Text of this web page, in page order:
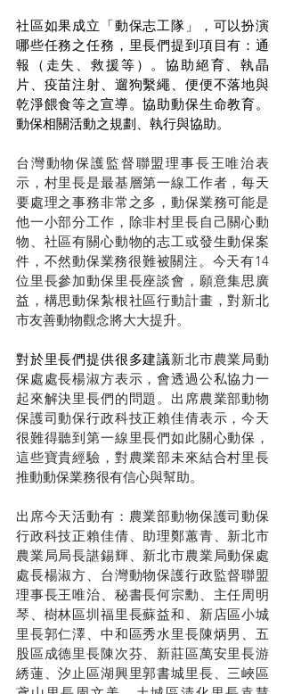
社區如果成立「動保志工隊」，可以扮演
哪些任務之任務，里長們提到項目有：通
報（走失、救援等）。協助絕育、執晶
片、疫苗注射、遛狗繫繩、便便不落地與
乾淨餵食等之宣導。協助動保生命教育。
動保相關活動之規劃、執行與協助。
台灣動物保護監督聯盟理事長王唯治表
示，村里長是最基層第一線工作者，每天
要處理之事務非常之多，動保業務可能是
他一小部分工作，除非村里長自己關心動
物、社區有關心動物的志工或發生動保案
件，不然動保業務很難被關注。今天有14
位里長參加動保里長座談會，願意集思廣
益，構思動保紮根社區行動計畫，對新北
市友善動物觀念將大大提升。
對於里長們提供很多建議新北市農業局動
保處處長楊淑方表示，會透過公私協力一
起來解決里長們的問題。出席農業部動物
保護司動保行政科技正賴佳倩表示，今天
很難得聽到第一線里長們如此關心動保，
這些寶貴經驗，對農業部未來結合村里長
推動動保業務很有信心與幫助。
出席今天活動有：農業部動物保護司動保
行政科技正賴佳倩、助理鄭蕙青、新北市
農業局局長諶錫輝、新北市農業局動保處
處長楊淑方、台灣動物保護行政監督聯盟
理事長王唯治、秘書長何宗勳、主任周明
琴、樹林區圳福里長蘇益和、新店區小城
里長郭仁澤、中和區秀水里長陳炳男、五
股區成德里長陳次芬、新莊區萬安里長游
綉蓮、汐止區湖興里郭書城里長、三峽區